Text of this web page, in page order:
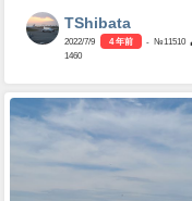
TShibata
2022/7/9 4 年前
- №11510
1460